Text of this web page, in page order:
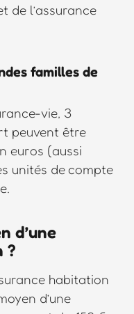
de l’assurance
familles de
vie, 3
peuvent être
euros (aussi
unités de compte
d’une
?
habitation
d’une